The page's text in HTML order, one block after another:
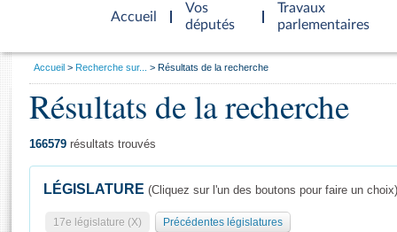
Accueil
d'accueil
Vos
députés
Travaux
parlementaires
Général
Vous
Accueil Recherche sur... Résultats de la recherche
Résultats de la recherche
166579 résultats trouvés
LÉGISLATURE (Cliquez sur l'un des boutons pour faire un choix)
17e législature (X) Précédentes législatures